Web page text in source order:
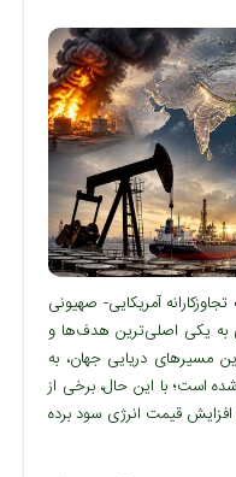
آمریکایی- صهیونی
به یکی اصلی‌ترین هدف‌ها و
مسیرهای دریایی جهان، به
است؛ با این حال، برخی از
افزایش قیمت انرژی سود برده